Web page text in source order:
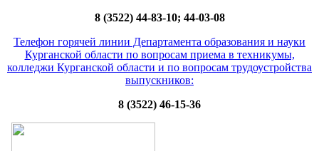
8 (3522) 44-83-10; 44-03-08
Телефон горячей линии Департамента образования и науки
Курганской области по вопросам приема в техникумы,
колледжи Курганской области и по вопросам трудоустройства
выпускников:
8 (3522) 46-15-36